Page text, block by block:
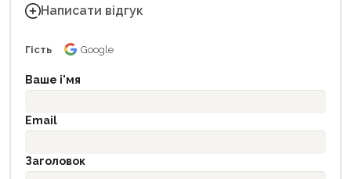
Написати відгук
Гість Google
Ваше і'мя
Email
Заголовок